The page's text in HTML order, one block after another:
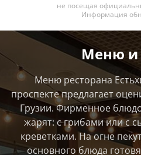
не посещая
Информация
Меню и
Меню ресторана
проспекте предлагает
Грузии. Фирменное
жарят: с грибами или с
креветками. На огне
основного блюда